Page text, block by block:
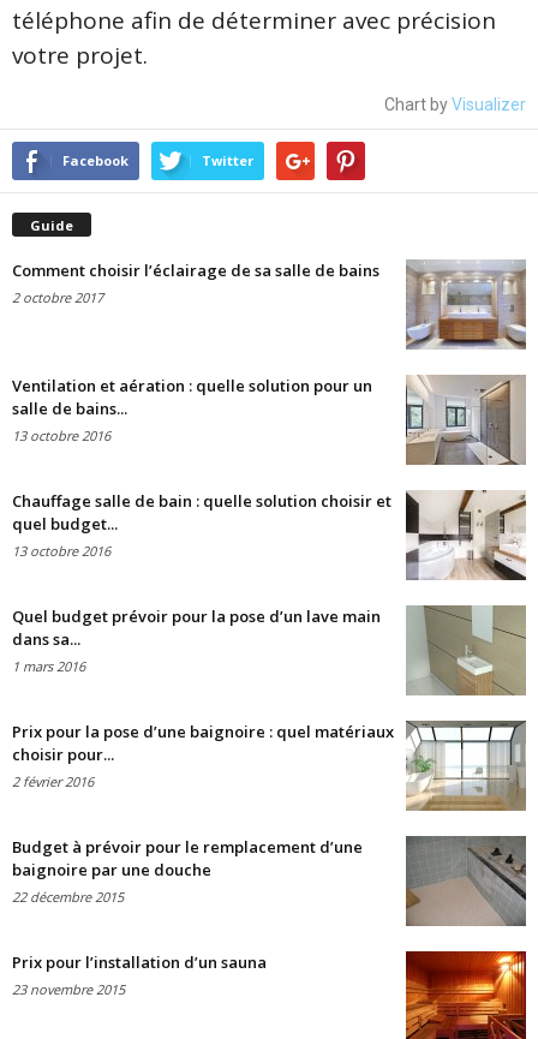
téléphone afin de déterminer avec précision
votre projet.
Chart byVisualizer
Facebook Twitter
Guide
Comment choisir l’éclairage de sa salle de bains
2 octobre 2017
Ventilation et aération : quelle solution pour un
salle de bains...
13 octobre 2016
Chauffage salle de bain : quelle solution choisir et
quel budget...
13 octobre 2016
Quel budget prévoir pour la pose d’un lave main
dans sa...
1 mars 2016
Prix pour la pose d’une baignoire : quel matériaux
choisir pour...
2 février 2016
Budget à prévoir pour le remplacement d’une
baignoire par une douche
22 décembre 2015
Prix pour l’installation d’un sauna
23 novembre 2015